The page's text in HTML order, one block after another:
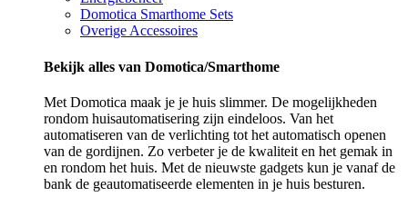
Domotica Smarthome Sets
Overige Accessoires
Bekijk alles van Domotica/Smarthome
Met Domotica maak je je huis slimmer. De mogelijkheden
rondom huisautomatisering zijn eindeloos. Van het
automatiseren van de verlichting tot het automatisch openen
van de gordijnen. Zo verbeter je de kwaliteit en het gemak in
en rondom het huis. Met de nieuwste gadgets kun je vanaf de
bank de geautomatiseerde elementen in je huis besturen.